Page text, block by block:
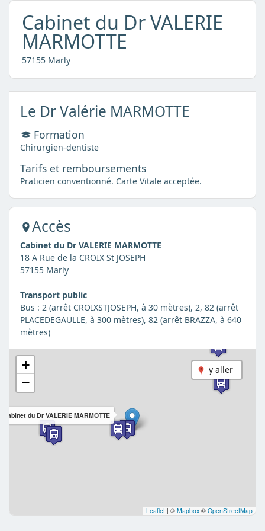
Cabinet du Dr VALERIE
MARMOTTE
57155 Marly
Le Dr Valérie MARMOTTE
Formation
Chirurgien-dentiste
Tarifs et remboursements
Praticien conventionné. Carte Vitale acceptée.
Accès
Cabinet du Dr VALERIE MARMOTTE
18 A Rue de la CROIX St JOSEPH
57155 Marly
Transport public
Bus : 2 (arrêt CROIXSTJOSEPH, à 30 mètres), 2, 82 (arrêt
PLACEDEGAULLE, à 300 mètres), 82 (arrêt BRAZZA, à 640
mètres)
y aller
Cabinet du Dr VALERIE MARMOTTE
+
−
Leaflet | © Mapbox © OpenStreetMap